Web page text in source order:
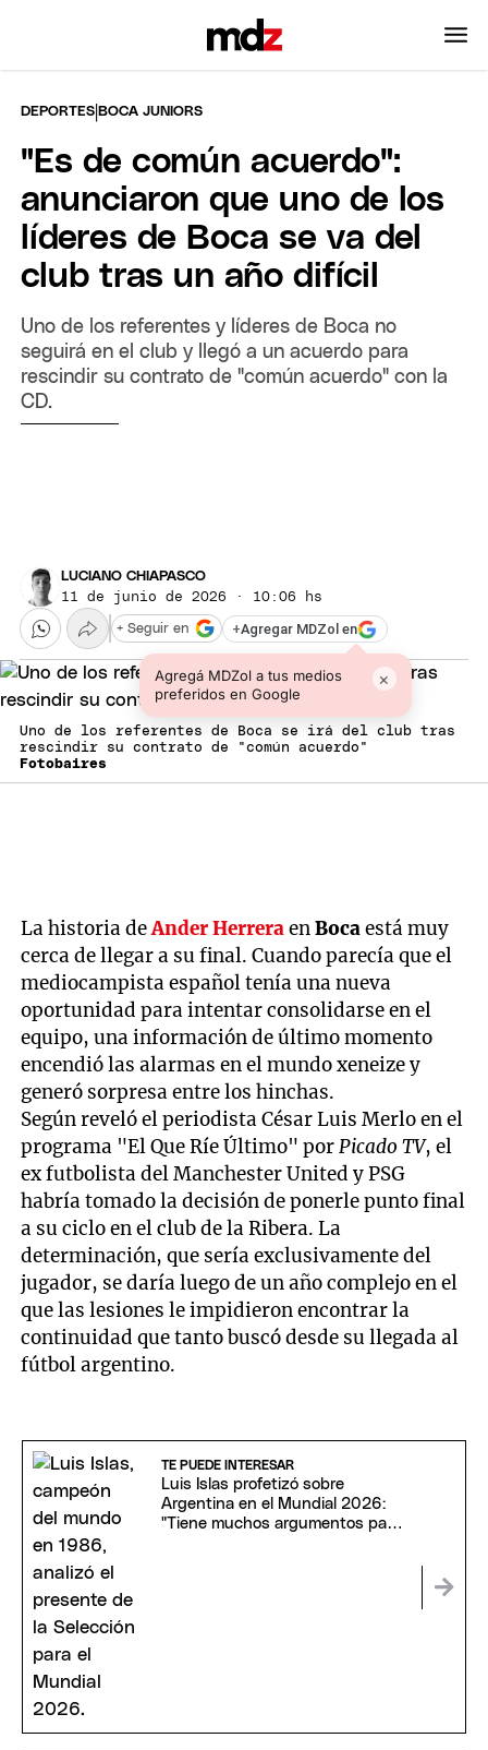
DEPORTES |BOCA JUNIORS
"Es de común acuerdo":
anunciaron que uno de los
líderes de Boca se va del
club tras un año difícil
Uno de los referentes y líderes de Boca no
seguirá en el club y llegó a un acuerdo para
rescindir su contrato de "común acuerdo" con la
CD.
LUCIANO CHIAPASCO
11 de junio de 2026 · 10:06 hs
+Agregar MDZol en
Agregá MDZol a tus medios
preferidos en Google
×
+ Seguir en
Uno de los referentes de Boca se irá del club tras
rescindir su contrato de "común acuerdo"
Fotobaires
La historia deAnder HerreraenBocaestá muy
cerca de llegar a su final. Cuando parecía que el
mediocampista español tenía una nueva
oportunidad para intentar consolidarse en el
equipo, una información de último momento
encendió las alarmas en el mundo xeneize y
generó sorpresa entre los hinchas.
Según reveló el periodista César Luis Merlo en el
programa "El Que Ríe Último" porPicado TV, el
ex futbolista del Manchester United y PSG
habría tomado la decisión de ponerle punto final
a su ciclo en el club de la Ribera. La
determinación, que sería exclusivamente del
jugador, se daría luego de un año complejo en el
que las lesiones le impidieron encontrar la
continuidad que tanto buscó desde su llegada al
fútbol argentino.
TE PUEDE INTERESAR
Luis Islas profetizó sobre
Argentina en el Mundial 2026:
"Tiene muchos argumentos para